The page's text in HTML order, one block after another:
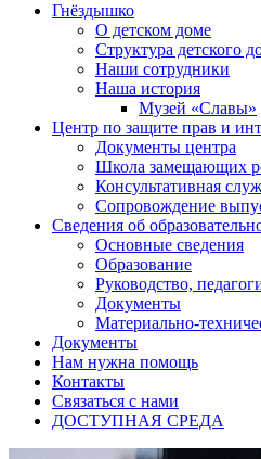
Гнёздышко
О детском доме
Структура детского
Наши сотрудники
Наша история
Музей «Славы»
Центр по защите прав и
Документы центра
Школа замещающих
Консультативная
Сопровождение
Сведения об
Основные сведения
Образование
Руководство,
Документы
Материально-
Документы
Нам нужна помощь
Контакты
Связаться с нами
ДОСТУПНАЯ СРЕДА